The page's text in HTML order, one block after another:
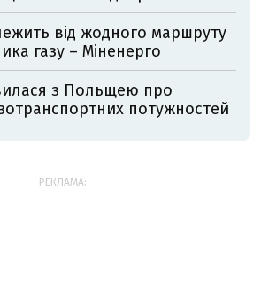
від жодного маршруту
газу – Міненерго
з Польщею про
потужностей
РЕКЛАМА: